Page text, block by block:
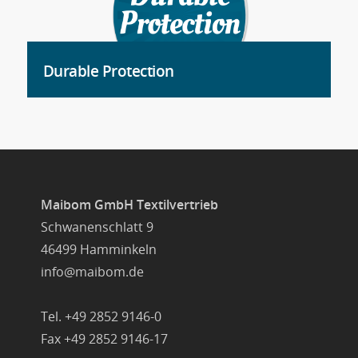
Durable Protection
Maibom GmbH Textilvertrieb
Schwanenschlatt 9
46499 Hamminkeln
info@maibom.de
Tel. +49 2852 9146-0
Fax +49 2852 9146-17